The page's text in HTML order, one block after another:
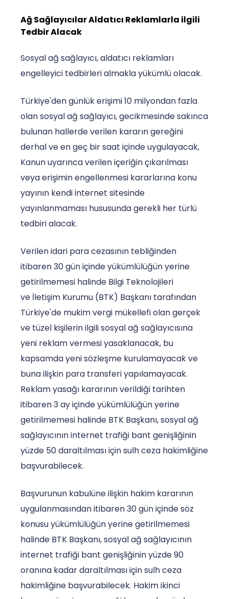
Ağ Sağlayıcılar Aldatıcı Reklamlarla ilgili
Tedbir Alacak
Sosyal ağ sağlayıcı, aldatıcı reklamları
engelleyici tedbirleri almakla yükümlü olacak.
Türkiye'den günlük erişimi 10 milyondan fazla
olan sosyal ağ sağlayıcı, gecikmesinde sakınca
bulunan hallerde verilen kararın gereğini
derhal ve en geç bir saat içinde uygulayacak,
Kanun uyarınca verilen içeriğin çıkarılması
veya erişimin engellenmesi kararlarına konu
yayının kendi internet sitesinde
yayınlanmaması hususunda gerekli her türlü
tedbiri alacak.
Verilen idari para cezasının tebliğinden
itibaren 30 gün içinde yükümlülüğün yerine
getirilmemesi halinde Bilgi Teknolojileri
ve İletişim Kurumu (BTK) Başkanı tarafından
Türkiye'de mukim vergi mükellefi olan gerçek
ve tüzel kişilerin ilgili sosyal ağ sağlayıcısına
yeni reklam vermesi yasaklanacak, bu
kapsamda yeni sözleşme kurulamayacak ve
buna ilişkin para transferi yapılamayacak.
Reklam yasağı kararının verildiği tarihten
itibaren 3 ay içinde yükümlülüğün yerine
getirilmemesi halinde BTK Başkanı, sosyal ağ
sağlayıcının internet trafiği bant genişliğinin
yüzde 50 daraltılması için sulh ceza hakimliğine
başvurabilecek.
Başvurunun kabulüne ilişkin hakim kararının
uygulanmasından itibaren 30 gün içinde söz
konusu yükümlülüğün yerine getirilmemesi
halinde BTK Başkanı, sosyal ağ sağlayıcının
internet trafiği bant genişliğinin yüzde 90
oranına kadar daraltılması için sulh ceza
hakimliğine başvurabilecek. Hakim ikinci